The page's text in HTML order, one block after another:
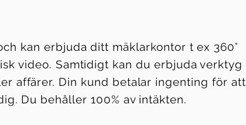
kan erbjuda ditt mäklarkontor t ex 360°
video. Samtidigt kan du erbjuda verktyg
affärer. Din kund betalar ingenting för att
Du behåller 100% av intäkten.